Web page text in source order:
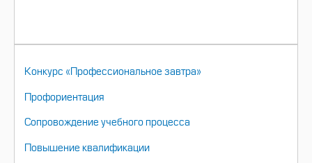
Конкурс «Профессиональное завтра»
Профориентация
Сопровождение учебного процесса
Повышение квалификации